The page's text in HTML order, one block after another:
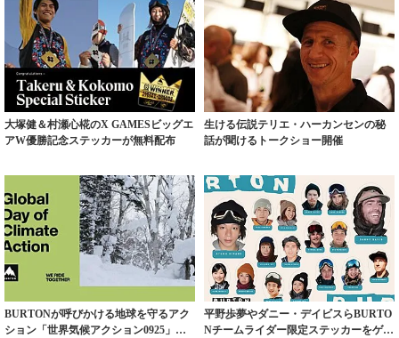
大塚健＆村瀬心椛のX GAMESビッグエ
アW優勝記念ステッカーが無料配布
生ける伝説テリエ・ハーカンセンの秘
話が聞けるトークショー開催
BURTONが呼びかける地球を守るアク
ション「世界気候アクション0925」に
平野歩夢やダニー・デイビスらBURTO
Nチームライダー限定ステッカーをゲッ